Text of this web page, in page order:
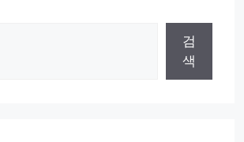
검
색